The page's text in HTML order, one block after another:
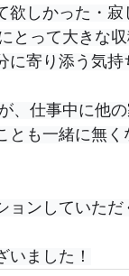
欲しかった・
とって大きな
寄り添う気持
も一緒に無く
ョンしていた
ました！